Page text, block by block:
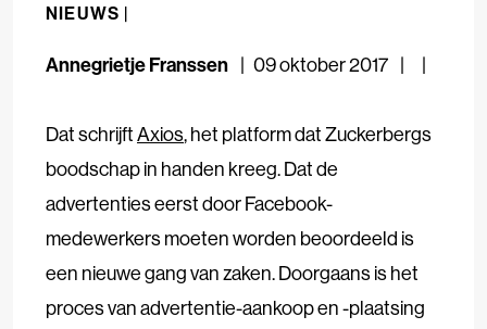
NIEUWS |
Annegrietje Franssen 09 oktober 2017
Dat schrijftAxios, het platform dat Zuckerbergs
boodschap in handen kreeg. Dat de
advertenties eerst door Facebook-
medewerkers moeten worden beoordeeld is
een nieuwe gang van zaken. Doorgaans is het
proces van advertentie-aankoop en -plaatsing